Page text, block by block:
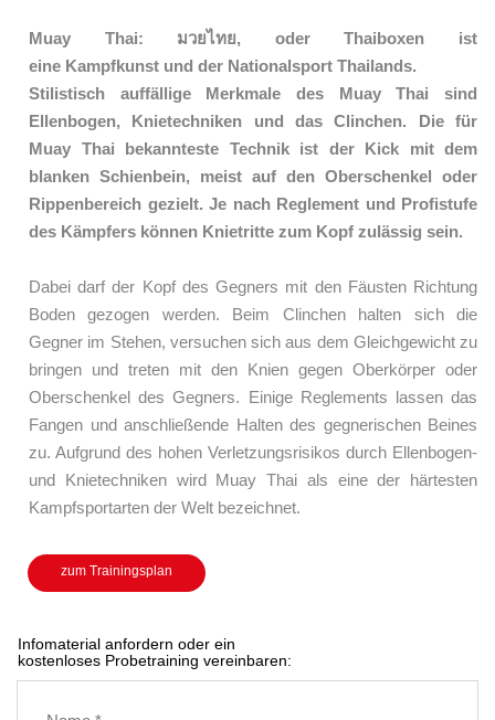
Muay Thai: มวยไทย, oder Thaiboxen ist
eine Kampfkunst und der Nationalsport Thailands.
Stilistisch auffällige Merkmale des Muay Thai sind
Ellenbogen, Knietechniken und das Clinchen. Die für
Muay Thai bekannteste Technik ist der Kick mit dem
blanken Schienbein, meist auf den Oberschenkel oder
Rippenbereich gezielt. Je nach Reglement und Profistufe
des Kämpfers können Knietritte zum Kopf zulässig sein.
Dabei darf der Kopf des Gegners mit den Fäusten Richtung
Boden gezogen werden. Beim Clinchen halten sich die
Gegner im Stehen, versuchen sich aus dem Gleichgewicht zu
bringen und treten mit den Knien gegen Oberkörper oder
Oberschenkel des Gegners. Einige Reglements lassen das
Fangen und anschließende Halten des gegnerischen Beines
zu. Aufgrund des hohen Verletzungsrisikos durch Ellenbogen-
und Knietechniken wird Muay Thai als eine der härtesten
Kampfsportarten der Welt bezeichnet.
zum Trainingsplan
Infomaterial anfordern oder ein
kostenloses Probetraining vereinbaren: